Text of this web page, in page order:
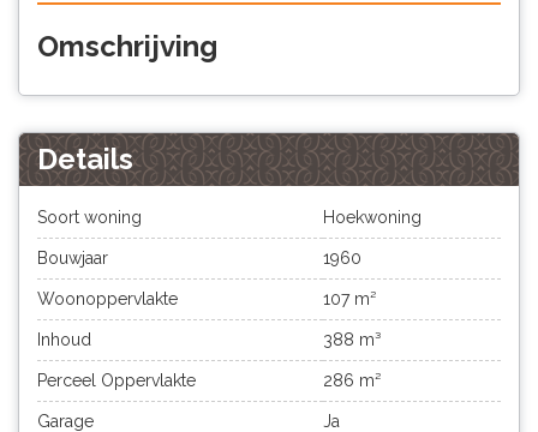
Omschrijving
Details
Soort woning Hoekwoning
Bouwjaar 1960
Woonoppervlakte 107 m²
Inhoud 388 m³
Perceel Oppervlakte 286 m²
Garage Ja